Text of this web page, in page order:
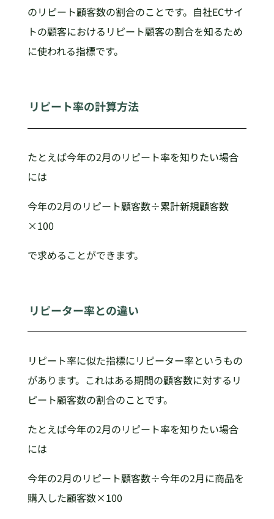
のリピート顧客数の割合のことです。自社ECサイ
トの顧客におけるリピート顧客の割合を知るため
に使われる指標です。
リピート率の計算方法
たとえば今年の2月のリピート率を知りたい場合
には
今年の2月のリピート顧客数÷累計新規顧客数
×100
で求めることができます。
リピーター率との違い
リピート率に似た指標にリピーター率というもの
があります。これはある期間の顧客数に対するリ
ピート顧客数の割合のことです。
たとえば今年の2月のリピート率を知りたい場合
には
今年の2月のリピート顧客数÷今年の2月に商品を
購入した顧客数×100